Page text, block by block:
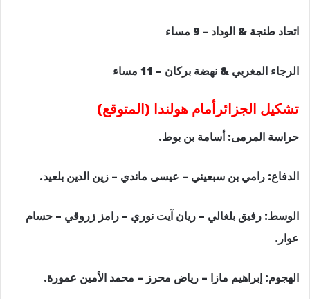
اتحاد طنجة & الوداد – 9 مساء
الرجاء المغربي & نهضة بركان – 11 مساء
تشكيل الجزائرأمام هولندا (المتوقع)
حراسة المرمى: أسامة بن بوط.
الدفاع: رامي بن سبعيني – عيسى ماندي – زين الدين بلعيد.
الوسط: رفيق بلغالي – ريان آيت نوري – رامز زروقي – حسام
عوار.
الهجوم: إبراهيم مازا – رياض محرز – محمد الأمين عمورة.